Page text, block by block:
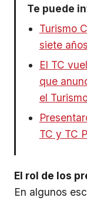
Te puede
Turismo
siete
El TC
que
el
TC y TC
El rol de los
En algunos